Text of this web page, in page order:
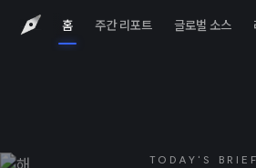
홈 주간 리포트 글로벌 소스
TODAY'S BRIEF